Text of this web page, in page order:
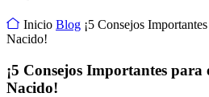
Inicio Blog ¡5 Consejos
Nacido!
¡5 Consejos Importantes para
Nacido!